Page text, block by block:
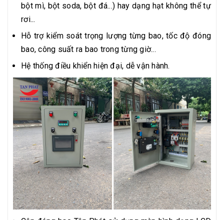
bột mì, bột soda, bột đá...) hay dạng hạt không thể tự
rơi...
Hỗ trợ kiểm soát trọng lượng từng bao, tốc độ đóng
bao, công suất ra bao trong từng giờ...
Hệ thống điều khiển hiện đại, dễ vận hành.